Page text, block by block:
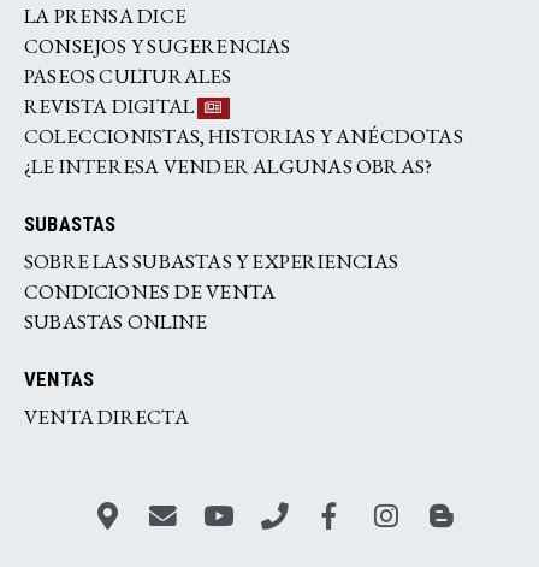
LA PRENSA DICE
CONSEJOS Y SUGERENCIAS
PASEOS CULTURALES
REVISTA DIGITAL
COLECCIONISTAS, HISTORIAS Y ANÉCDOTAS
¿LE INTERESA VENDER ALGUNAS OBRAS?
SUBASTAS
SOBRE LAS SUBASTAS Y EXPERIENCIAS
CONDICIONES DE VENTA
SUBASTAS ONLINE
VENTAS
VENTA DIRECTA